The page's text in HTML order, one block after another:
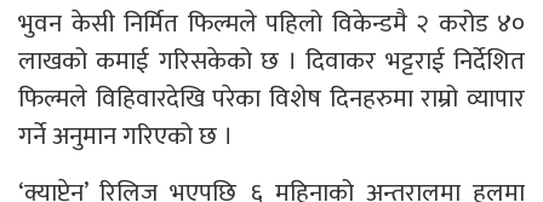
भुवन केसी निर्मित फिल्मले पहिलो विकेन्डमै २ करोड ४०
लाखको कमाई गरिसकेको छ । दिवाकर भट्टराई निर्देशित
फिल्मले विहिवारदेखि परेका विशेष दिनहरुमा राम्रो व्यापार
गर्ने अनुमान गरिएको छ ।
‘क्याप्टेन’ रिलिज भएपछि ६ महिनाको अन्तरालमा हलमा